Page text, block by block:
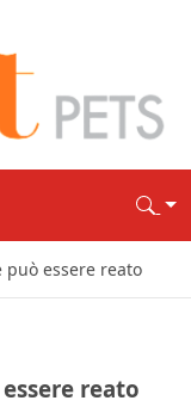
può essere reato
reato